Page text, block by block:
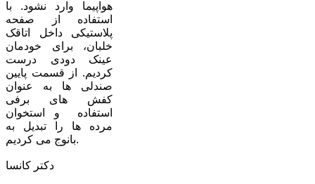
هواپیما وارد نشود. با
استفاده از صفحه
پلاستیکی داخل اتاقک
خلبان، برای خودمان
عینک دودی درست
کردیم. از قسمت پایین
صندلی ها به عنوان
کفش های برفی
استفاده و استخوان
مرده ها را تبدیل به
بانوج می کردیم.
دکتر کانسا